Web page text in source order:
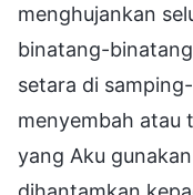
menghujankan
binatang-
setara di
menyembah atau
yang Aku